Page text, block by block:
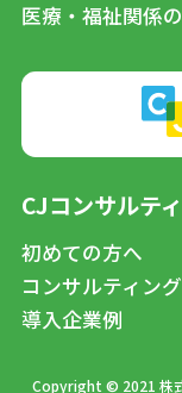
医療・福祉関係
CJコンサルテ
初めての方へ
コンサルティン
導入企業例
Copyright © 2021 株